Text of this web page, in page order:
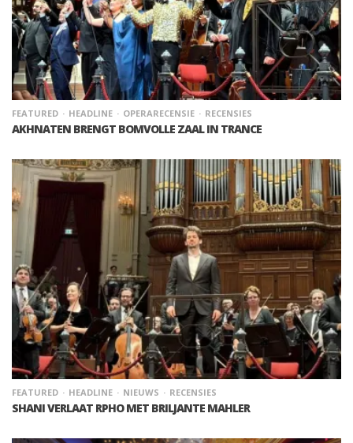
FEATURED HEADLINE OPERARECENSIE RECENSIES
AKHNATEN BRENGT BOMVOLLE ZAAL IN TRANCE
FEATURED HEADLINE NIEUWS RECENSIES
SHANI VERLAAT RPHO MET BRILJANTE MAHLER